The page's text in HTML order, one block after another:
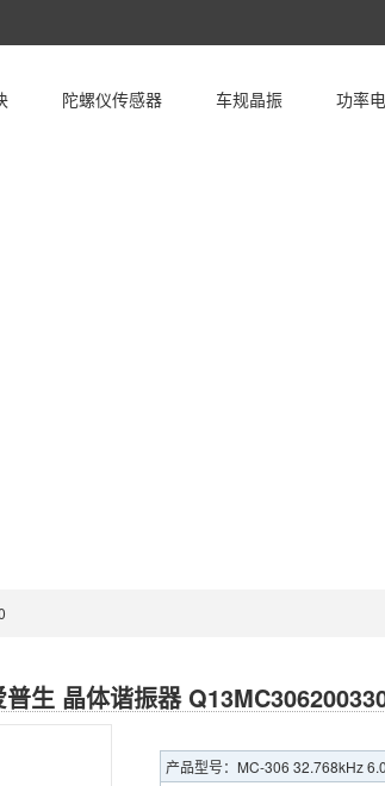
陀螺仪传感器 车规晶振 功率
生 晶体谐振器
产品型号：MC-306 32.768kHz